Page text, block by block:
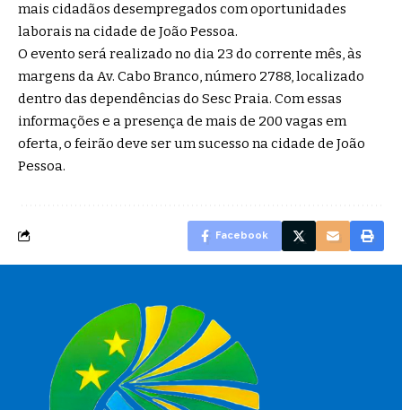
mais cidadãos desempregados com oportunidades
laborais na cidade de João Pessoa.
O evento será realizado no dia 23 do corrente mês, às
margens da Av. Cabo Branco, número 2788, localizado
dentro das dependências do Sesc Praia. Com essas
informações e a presença de mais de 200 vagas em
oferta, o feirão deve ser um sucesso na cidade de João
Pessoa.
Facebook